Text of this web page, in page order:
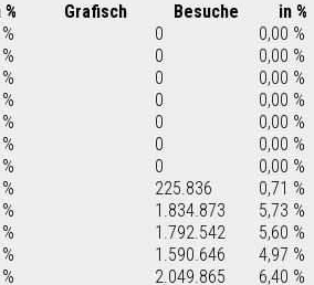
Grafisch Besuche in %
0
0,00 %
0
0,00 %
0
0,00 %
0
0,00 %
0
0,00 %
0
0,00 %
0
0,00 %
225.836
0,71 %
1.834.873
5,73 %
1.792.542
5,60 %
1.590.646
4,97 %
2.049.865
6,40 %